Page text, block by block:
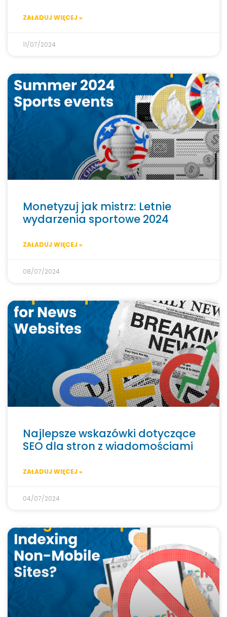
ZAŁADUJ WIĘCEJ »
11/07/2024
Monetyzuj jak mistrz: Letnie
wydarzenia sportowe 2024
ZAŁADUJ WIĘCEJ »
08/07/2024
Najlepsze wskazówki dotyczące
SEO dla stron z wiadomościami
ZAŁADUJ WIĘCEJ »
04/07/2024